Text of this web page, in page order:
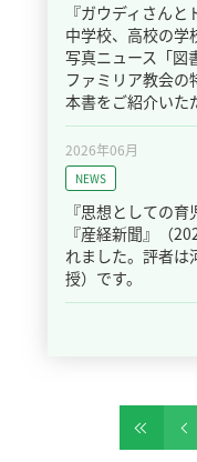
『ガウディさんと
中学校、高校の学
写真ニュース「図
ファミリア教会
本書をご紹介いた
2026年06月
NEWS
『思想としての育
『産経新聞』（
れました。評者は
授）です。